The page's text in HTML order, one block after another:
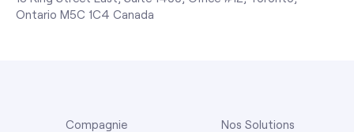
Ontario M5C 1C4 Canada
Compagnie Nos Solutions